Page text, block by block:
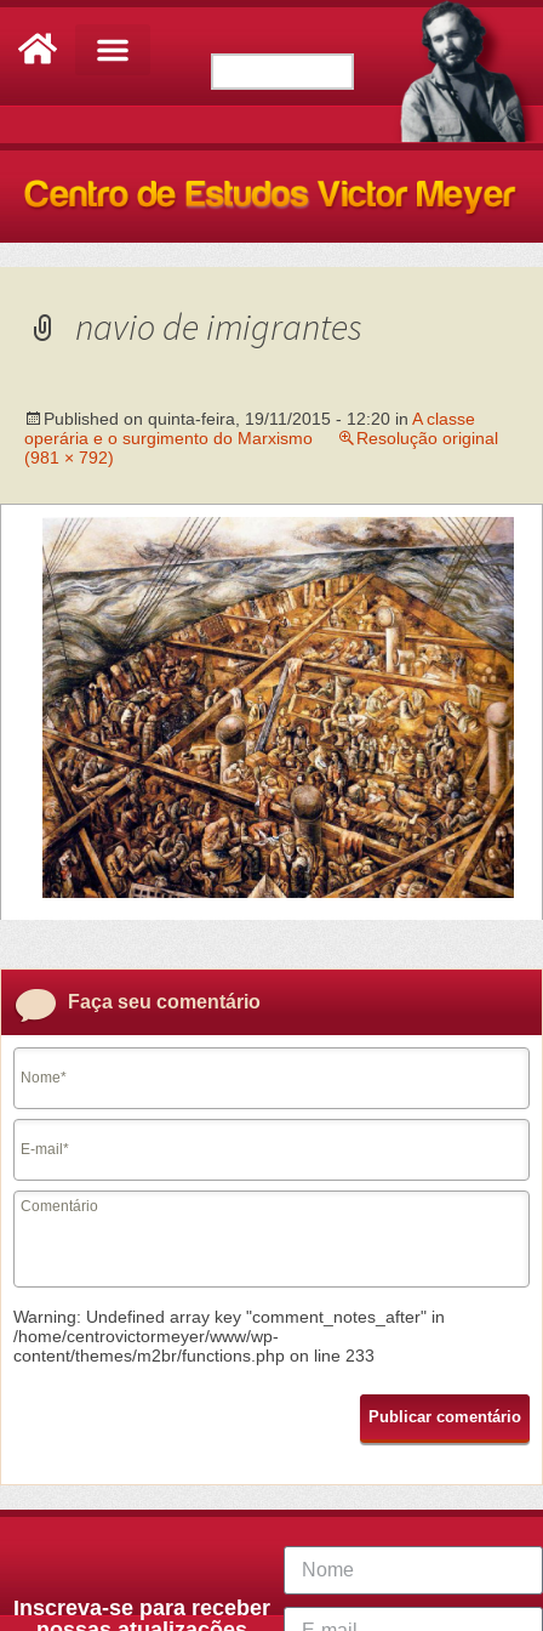
navio de imigrantes
Published on quinta-feira, 19/11/2015 - 12:20 in A classe
operária e o surgimento do Marxismo
Resolução original
(981 × 792)
Faça seu comentário
Warning: Undefined array key "comment_notes_after" in
/home/centrovictormeyer/www/wp-
content/themes/m2br/functions.php on line 233
Inscreva-se para receber